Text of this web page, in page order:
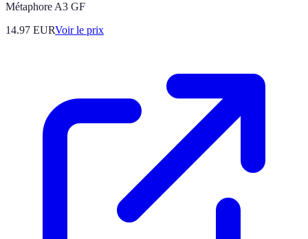
Métaphore A3 GF
14.97 EURVoir le prix